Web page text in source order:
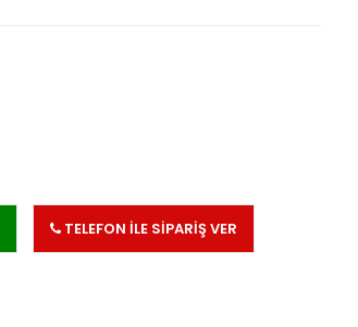
TELEFON İLE SİPARİŞ VER